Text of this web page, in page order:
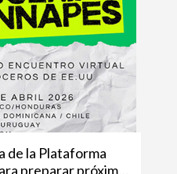
de la Plataforma
preparar próximo